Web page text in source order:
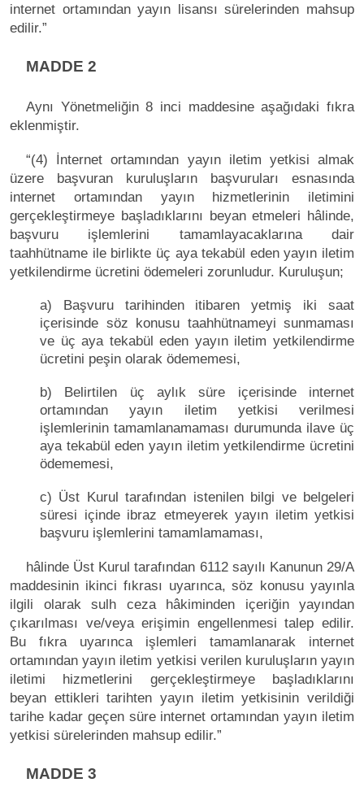
internet ortamından yayın lisansı sürelerinden mahsup
edilir.”
MADDE 2
Aynı Yönetmeliğin 8 inci maddesine aşağıdaki fıkra
eklenmiştir.
“(4) İnternet ortamından yayın iletim yetkisi almak
üzere başvuran kuruluşların başvuruları esnasında
internet ortamından yayın hizmetlerinin iletimini
gerçekleştirmeye başladıklarını beyan etmeleri hâlinde,
başvuru işlemlerini tamamlayacaklarına dair
taahhütname ile birlikte üç aya tekabül eden yayın iletim
yetkilendirme ücretini ödemeleri zorunludur. Kuruluşun;
a) Başvuru tarihinden itibaren yetmiş iki saat
içerisinde söz konusu taahhütnameyi sunmaması
ve üç aya tekabül eden yayın iletim yetkilendirme
ücretini peşin olarak ödememesi,
b) Belirtilen üç aylık süre içerisinde internet
ortamından yayın iletim yetkisi verilmesi
işlemlerinin tamamlanamaması durumunda ilave üç
aya tekabül eden yayın iletim yetkilendirme ücretini
ödememesi,
c) Üst Kurul tarafından istenilen bilgi ve belgeleri
süresi içinde ibraz etmeyerek yayın iletim yetkisi
başvuru işlemlerini tamamlamaması,
hâlinde Üst Kurul tarafından 6112 sayılı Kanunun 29/A
maddesinin ikinci fıkrası uyarınca, söz konusu yayınla
ilgili olarak sulh ceza hâkiminden içeriğin yayından
çıkarılması ve/veya erişimin engellenmesi talep edilir.
Bu fıkra uyarınca işlemleri tamamlanarak internet
ortamından yayın iletim yetkisi verilen kuruluşların yayın
iletimi hizmetlerini gerçekleştirmeye başladıklarını
beyan ettikleri tarihten yayın iletim yetkisinin verildiği
tarihe kadar geçen süre internet ortamından yayın iletim
yetkisi sürelerinden mahsup edilir.”
MADDE 3